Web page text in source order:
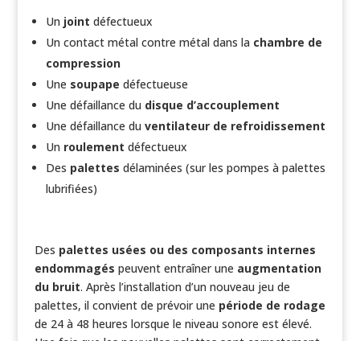
Un joint défectueux
Un contact métal contre métal dans la chambre de
compression
Une soupape défectueuse
Une défaillance du disque d’accouplement
Une défaillance du ventilateur de refroidissement
Un roulement défectueux
Des palettes délaminées (sur les pompes à palettes
lubrifiées)
Des palettes usées ou des composants internes
endommagés peuvent entraîner une augmentation
du bruit. Après l’installation d’un nouveau jeu de
palettes, il convient de prévoir une période de rodage
de 24 à 48 heures lorsque le niveau sonore est élevé.